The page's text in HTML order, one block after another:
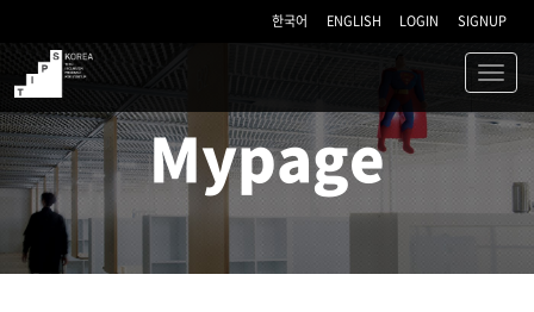
한국어 ENGLISH LOGIN SIGNUP
TIPS
Mypage